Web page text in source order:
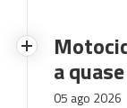
a
05 ago 2026